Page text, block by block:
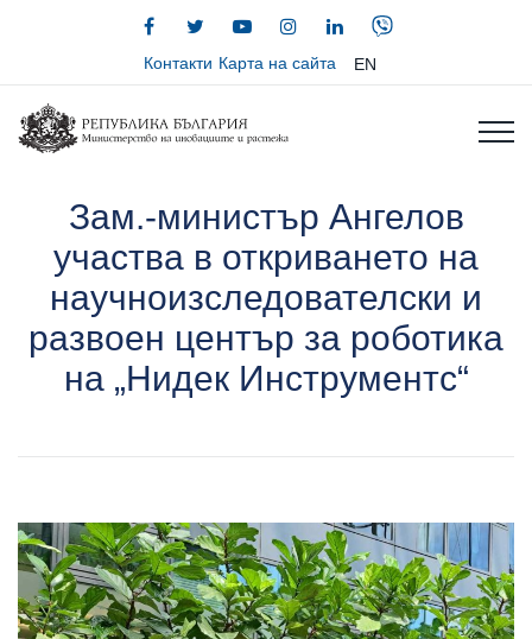
Контакти Карта на сайта EN
Зам.-министър Ангелов
участва в откриването на
научноизследователски и
развоен център за роботика
на „Нидек Инструментс“